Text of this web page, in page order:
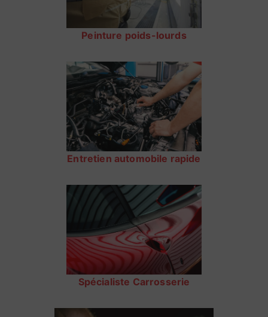
Peinture poids-lourds
Entretien automobile rapide
Spécialiste Carrosserie